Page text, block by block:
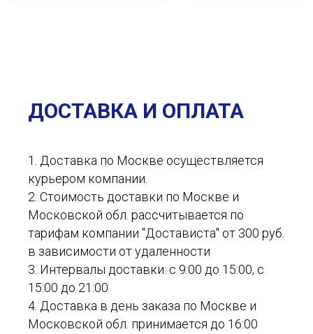
ДОСТАВКА И ОПЛАТА
1. Доставка по Москве осуществляется
курьером компании.
2. Стоимость доставки по Москве и
Московской обл. рассчитывается по
тарифам компании "Достависта" от 300 руб.
в зависимости от удаленности
3. Интервалы доставки: с 9:00 до 15:00, с
15:00 до 21:00
4. Доставка в день заказа по Москве и
Московской обл. принимается до 16:00